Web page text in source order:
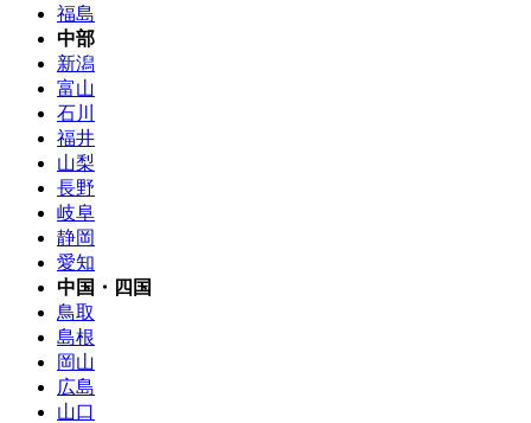
福島
中部
新潟
富山
石川
福井
山梨
長野
岐阜
静岡
愛知
中国・四国
鳥取
島根
岡山
広島
山口